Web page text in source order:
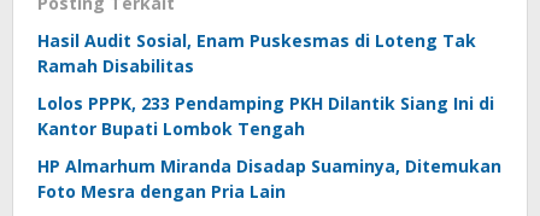
Hasil Audit Sosial, Enam Puskesmas di Loteng Tak
Ramah Disabilitas
Lolos PPPK, 233 Pendamping PKH Dilantik Siang Ini di
Kantor Bupati Lombok Tengah
HP Almarhum Miranda Disadap Suaminya, Ditemukan
Foto Mesra dengan Pria Lain